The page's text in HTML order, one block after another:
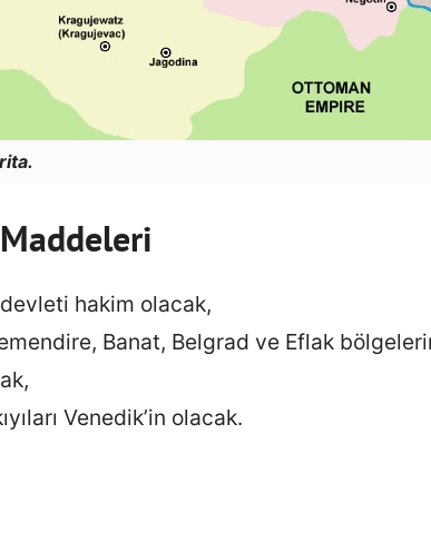
devleti hakim olacak,
Banat, Belgrad ve Eflak
Venedik’in olacak.